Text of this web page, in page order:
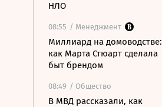
НЛО
08:55 / Менеджмент
Миллиард на домоводстве:
как Марта Стюарт сделала
быт брендом
08:49 / Общество
В МВД рассказали, как